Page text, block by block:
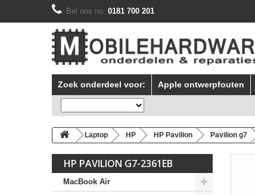
Bel ons nu: 0181 700 201
Zoek onderdeel voor: Apple ontwerpfouten
Laptop HP HP Pavilion Pavilion g7
HP PAVILION G7-2361EB
MacBook Air